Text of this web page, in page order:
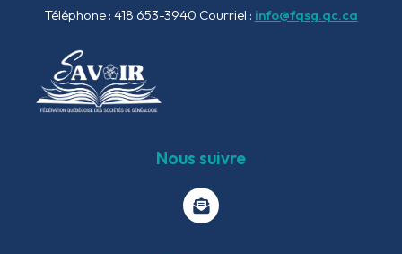
Téléphone : 418 653-3940 Courriel : info@fqsg.qc.ca
Nous suivre